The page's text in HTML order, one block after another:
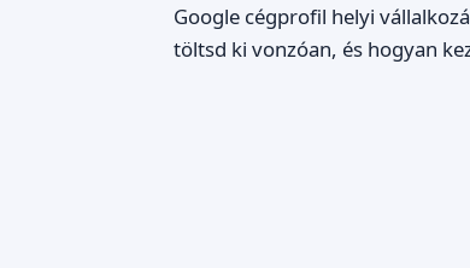
Google cégprofil helyi
töltsd ki vonzóan, és hogyan